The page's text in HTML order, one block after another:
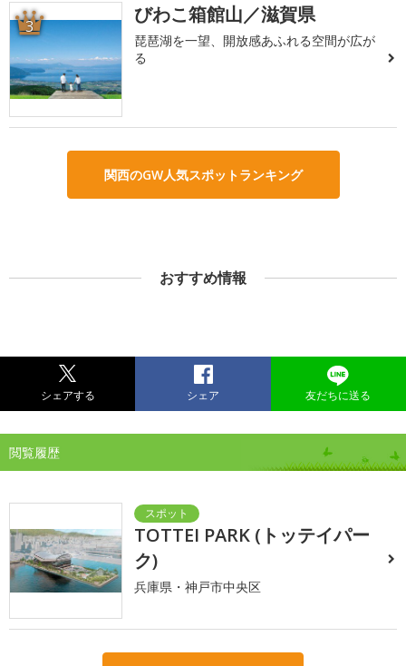
3 びわこ箱館山／滋賀県
琵琶湖を一望、開放感あふれる空間が広が
る
関西のGW人気スポットランキング
おすすめ情報
シェアする シェア 友だちに送る
閲覧履歴
TOTTEI PARK (トッテイパー
ク)
兵庫県・神戸市中央区